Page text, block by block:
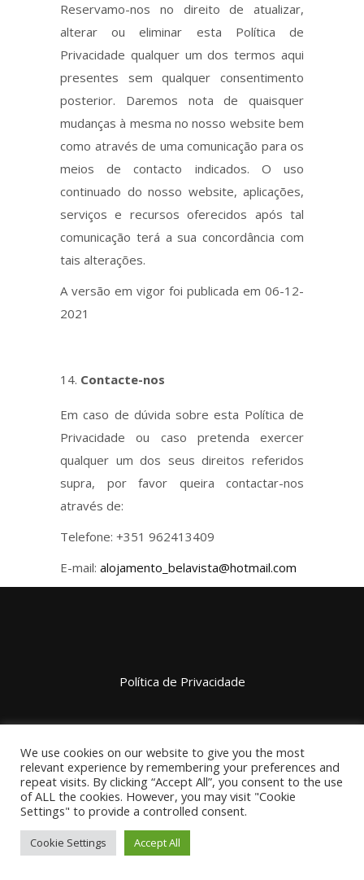
Reservamo-nos no direito de atualizar,
alterar ou eliminar esta Política de
Privacidade qualquer um dos termos aqui
presentes sem qualquer consentimento
posterior. Daremos nota de quaisquer
mudanças à mesma no nosso website bem
como através de uma comunicação para os
meios de contacto indicados. O uso
continuado do nosso website, aplicações,
serviços e recursos oferecidos após tal
comunicação terá a sua concordância com
tais alterações.
A versão em vigor foi publicada em 06-12-
2021
Contacte-nos
Em caso de dúvida sobre esta Política de
Privacidade ou caso pretenda exercer
qualquer um dos seus direitos referidos
supra, por favor queira contactar-nos
através de:
Telefone: +351 962413409
E-mail: alojamento_belavista@hotmail.com
Política de Privacidade
We use cookies on our website to give you the most
relevant experience by remembering your preferences and
repeat visits. By clicking “Accept All”, you consent to the use
of ALL the cookies. However, you may visit "Cookie
Settings" to provide a controlled consent.
Cookie Settings Accept All